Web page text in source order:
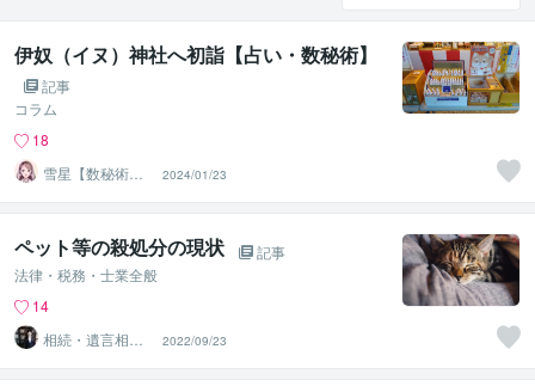
伊奴（イヌ）神社へ初詣【占い・数秘術】
記事
コラム
18
雪星【数秘術／
四柱推命／オラ
クルカード】
2024/01/23
ペット等の殺処分の現状
記事
法律・税務・士業全般
14
相続・遺言相談
所
2022/09/23